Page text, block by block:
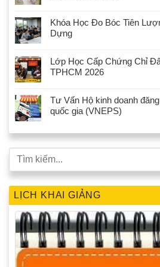
Khóa Học Đo Bóc Tiên
Dựng
Lớp Học Cấp Chứng Chỉ
TPHCM 2026
Tư Vấn Hộ kinh doanh
quốc gia (VNEPS)
LỊCH KHAI GIẢNG